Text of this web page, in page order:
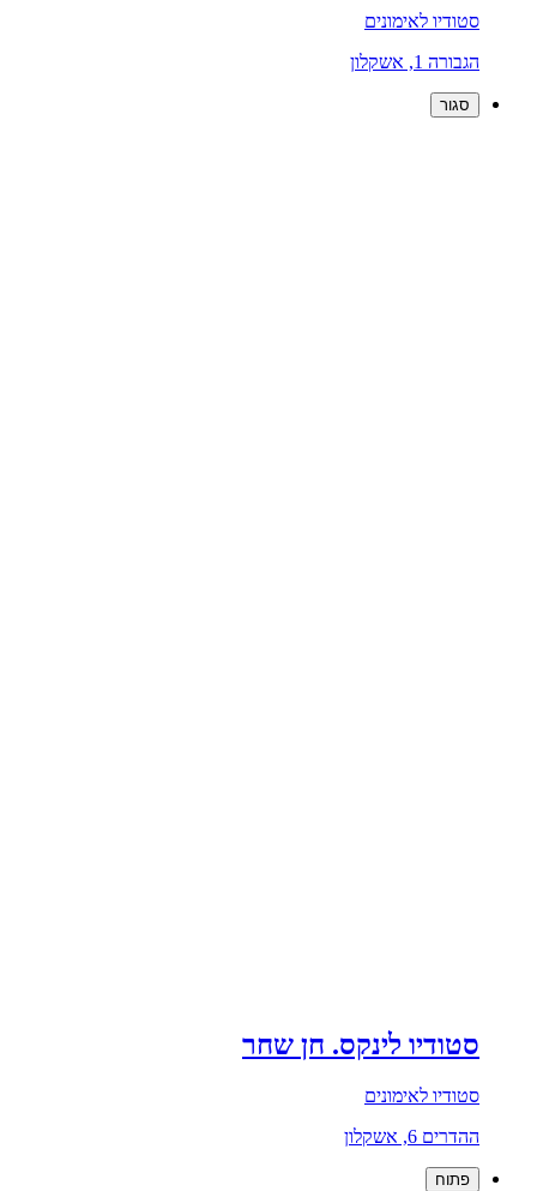
סטודיו לאימונים
הגבורה 1, אשקלון
סגור
סטודיו לינקס. חן שחר
סטודיו לאימונים
ההדרים 6, אשקלון
פתוח